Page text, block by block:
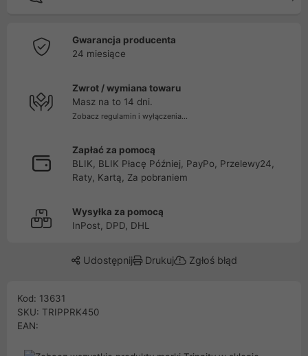
Gwarancja producenta
24 miesiące
Zwrot / wymiana towaru
Masz na to 14 dni.
Zobacz regulamin i wyłączenia...
Zapłać za pomocą
BLIK, BLIK Płacę Później, PayPo, Przelewy24,
Raty, Kartą, Za pobraniem
Wysyłka za pomocą
InPost, DPD, DHL
Udostępnij Drukuj Zgłoś błąd
Kod: 13631
SKU: TRIPPRK450
EAN: